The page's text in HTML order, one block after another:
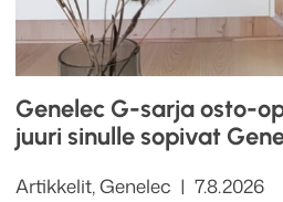
Genelec G-sarja osto-
juuri sinulle sopivat
Kategoriat
Artikkelit, Genelec Julkaistu
7.8.2026